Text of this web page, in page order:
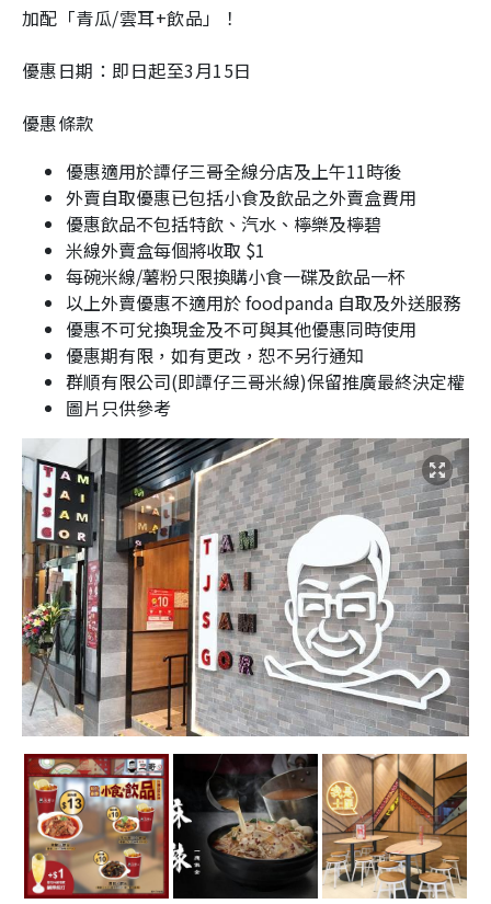
加配「青瓜/雲耳+飲品」！
優惠日期：即日起至3月15日
優惠條款
優惠適用於譚仔三哥全線分店及上午11時後
外賣自取優惠已包括小食及飲品之外賣盒費用
優惠飲品不包括特飲、汽水、檸樂及檸碧
米線外賣盒每個將收取 $1
每碗米線/薯粉只限換購小食一碟及飲品一杯
以上外賣優惠不適用於 foodpanda 自取及外送服務
優惠不可兌換現金及不可與其他優惠同時使用
優惠期有限，如有更改，恕不另行通知
群順有限公司(即譚仔三哥米線)保留推廣最終決定權
圖片只供參考